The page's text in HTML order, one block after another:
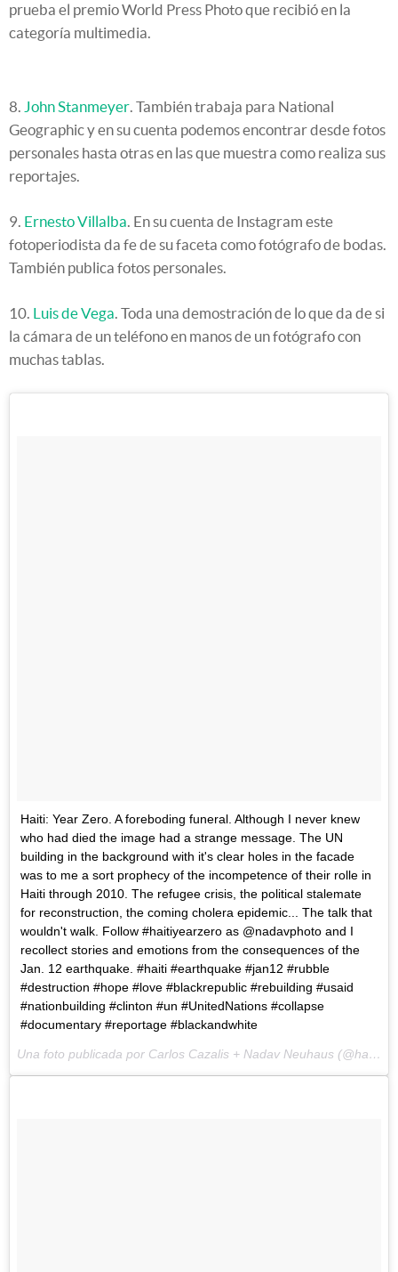
prueba el premio World Press Photo que recibió en la
categoría multimedia.
8. John Stanmeyer. También trabaja para National
Geographic y en su cuenta podemos encontrar desde fotos
personales hasta otras en las que muestra como realiza sus
reportajes.
9. Ernesto Villalba. En su cuenta de Instagram este
fotoperiodista da fe de su faceta como fotógrafo de bodas.
También publica fotos personales.
10. Luis de Vega. Toda una demostración de lo que da de si
la cámara de un teléfono en manos de un fotógrafo con
muchas tablas.
Haiti: Year Zero. A foreboding funeral. Although I never knew
who had died the image had a strange message. The UN
building in the background with it's clear holes in the facade
was to me a sort prophecy of the incompetence of their rolle in
Haiti through 2010. The refugee crisis, the political stalemate
for reconstruction, the coming cholera epidemic... The talk that
wouldn't walk. Follow #haitiyearzero as @nadavphoto and I
recollect stories and emotions from the consequences of the
Jan. 12 earthquake. #haiti #earthquake #jan12 #rubble
#destruction #hope #love #blackrepublic #rebuilding #usaid
#nationbuilding #clinton #un #UnitedNations #collapse
#documentary #reportage #blackandwhite
Una foto publicada por Carlos Cazalis + Nadav Neuhaus (@haitiyearzero) el